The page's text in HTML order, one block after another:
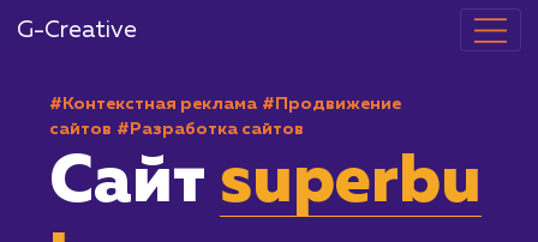
G-Creative
#Контекстная реклама #Продвижение
#Разработка сайтов
Сайтsuperbu